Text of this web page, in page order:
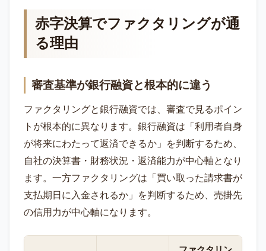
赤字決算でファクタリングが通
る理由
審査基準が銀行融資と根本的に違う
ファクタリングと銀行融資では、審査で見るポイン
トが根本的に異なります。銀行融資は「利用者自身
が将来にわたって返済できるか」を判断するため、
自社の決算書・財務状況・返済能力が中心軸となり
ます。一方ファクタリングは「買い取った請求書が
支払期日に入金されるか」を判断するため、売掛先
の信用力が中心軸になります。